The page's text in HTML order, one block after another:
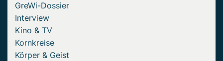
GreWi-Dossier
Interview
Kino & TV
Kornkreise
Körper & Geist